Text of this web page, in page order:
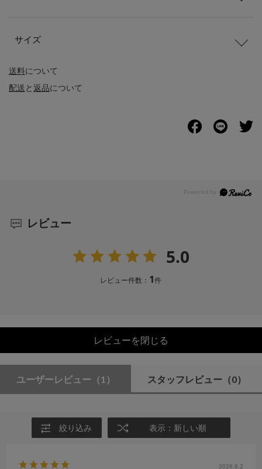
送料について
配送と返品について
サイズ
レビュー
5.0
レビュー件数： 1件
レビューを閉じる
ユーザーレビュー （1） スタッフレビュー （0）
絞り込み 表示：新しい順
2026.8.2